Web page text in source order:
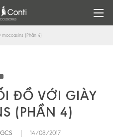
(Phần 4)
ĐỒ VỚI GIÀY
(PHẦN 4)
14/08/2017